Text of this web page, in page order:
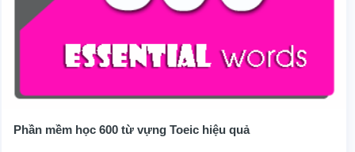
Phần mềm học 600 từ vựng Toeic hiệu quả